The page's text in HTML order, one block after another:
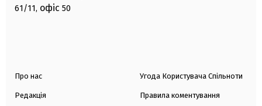
61/11, офіс 50
Про нас
Редакція
Угода Користувача Спільноти
Правила коментування